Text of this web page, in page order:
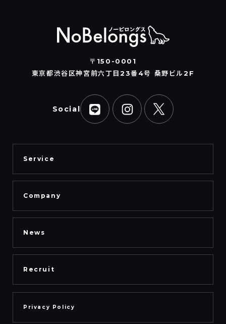
〒150-0001
東京都渋谷区神宮前六丁目23番4号 桑野ビル2F
Social
Service
Company
News
Recruit
Privacy Policy